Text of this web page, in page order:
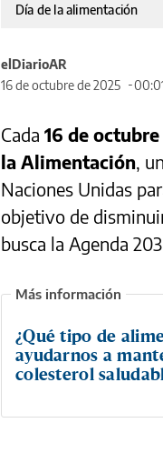
Día de la alimentación
elDiarioAR
16 de octubre de 2025
Cada 16 de octubre
la Alimentación,
Naciones Unidas
objetivo de
busca la Agenda
¿Qué tipo de
ayudarnos a
colesterol